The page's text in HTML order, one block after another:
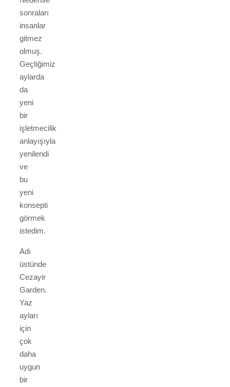
sonraları
insanlar
gitmez
olmuş.
Geçtiğimiz
aylarda
da
yeni
bir
işletmecilik
anlayışıyla
yenilendi
ve
bu
yeni
konsepti
görmek
istedim.
Adı
üstünde
Cezayir
Garden.
Yaz
ayları
için
çok
daha
uygun
bir